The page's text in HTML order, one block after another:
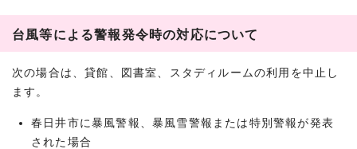
台風等による警報発令時の対応について
次の場合は、貸館、図書室、スタディルームの利用を中止し
ます。
春日井市に暴風警報、暴風雪警報または特別警報が発表
された場合